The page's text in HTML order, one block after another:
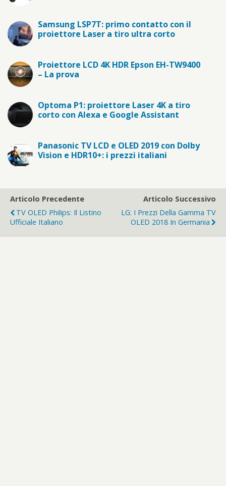
Samsung LSP7T: primo contatto con il
proiettore Laser a tiro ultra corto
Proiettore LCD 4K HDR Epson EH-TW9400
– La prova
Optoma P1: proiettore Laser 4K a tiro
corto con Alexa e Google Assistant
Panasonic TV LCD e OLED 2019 con Dolby
Vision e HDR10+: i prezzi italiani
Articolo Precedente
TV OLED Philips: Il Listino
Ufficiale Italiano
Articolo Successivo
LG: I Prezzi Della Gamma TV
OLED 2018 In Germania